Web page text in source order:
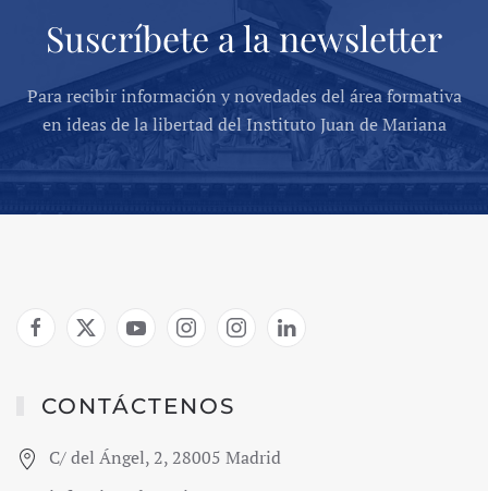
Suscríbete a la newsletter
Para recibir información y novedades del área formativa
en ideas de la libertad del Instituto Juan de Mariana
CONTÁCTENOS
C/ del Ángel, 2, 28005 Madrid